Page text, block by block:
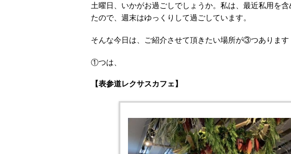
土曜日、いかがお過ごしでしょうか。私は、最近私用を
たので、週末はゆっくりして過ごしています。
そんな今日は、ご紹介させて頂きたい場所が③つあります
①つは、
【表参道レクサスカフェ】